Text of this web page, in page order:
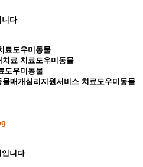
니다
료도우미동물
료 치료도우미동물
도우미동물
매개심리지원서비스 치료도우미동물
니다